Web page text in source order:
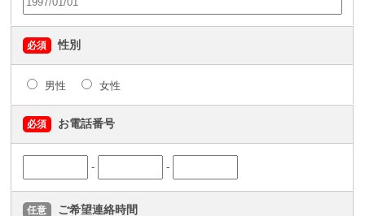
必須 性別
男性 女性
必須 お電話番号
- -
任意 ご希望連絡時間